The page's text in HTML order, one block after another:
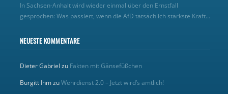
In Sachsen-Anhalt wird wieder einmal über den Ernstfall
gesprochen: Was passiert, wenn die AfD tatsächlich stärkste Kraft...
NEUESTE KOMMENTARE
Dieter Gabriel zu Fakten mit Gänsefüßchen
Burgitt IhmzuWehrdienst 2.0 – Jetzt wird’s amtlich!